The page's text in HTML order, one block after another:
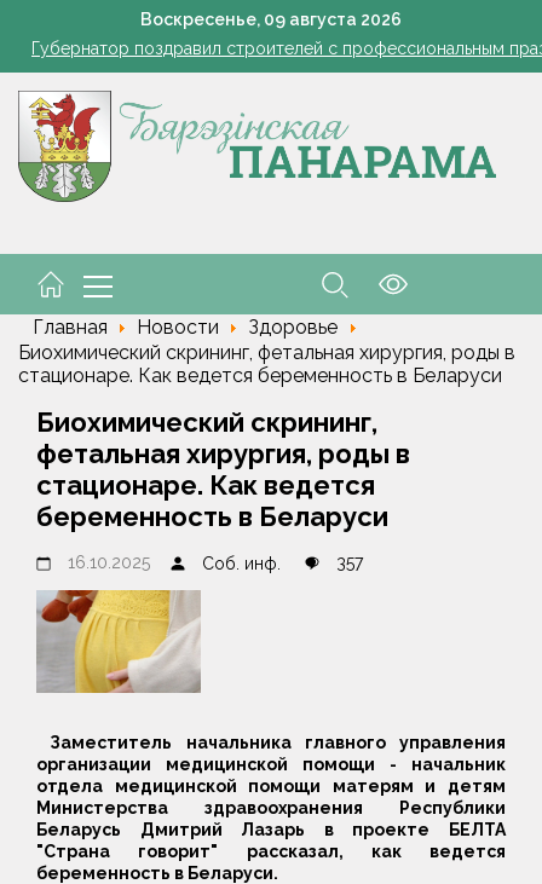
Воскресенье, 09 августа 2026
а розацеа обострилась? Врач объяснила, почему
Губернатор поздравил строителей с профессиональным
Огород без простоев: превращаем чесночную грядку в
жара ушла, но лето не спешит прощаться. Рябов рассказал о
а розацеа обострилась? Врач объяснила, почему
Главная Новости
Здоровье
Биохимический скрининг, фетальная хирургия, роды в
стационаре. Как ведется беременность в Беларуси
Биохимический скрининг,
фетальная хирургия, роды в
стационаре. Как ведется
беременность в Беларуси
16.10.2025 Соб. инф. 357
Заместитель начальника главного управления
организации медицинской помощи - начальник
отдела медицинской помощи матерям и детям
Министерства здравоохранения Республики
Беларусь Дмитрий Лазарь в проекте БЕЛТА
"Страна говорит" рассказал, как ведется
беременность в Беларуси.